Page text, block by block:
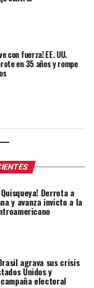
con fuerza! EE. UU.
en 35 años y rompe
Derrota a
y avanza invicto a la
agrava sus crisis
Unidos y
electoral